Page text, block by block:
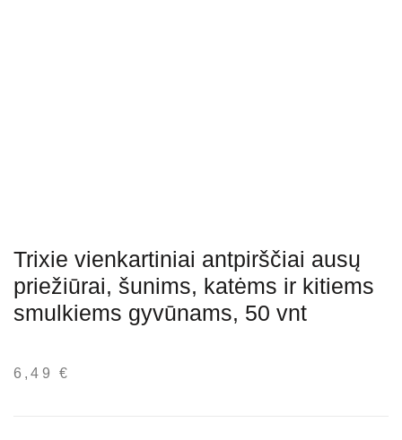
Trixie vienkartiniai antpirščiai ausų
priežiūrai, šunims, katėms ir kitiems
smulkiems gyvūnams, 50 vnt
6,49 €